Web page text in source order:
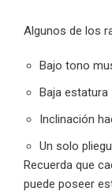
Algunos de los
Bajo tono
Baja estatura
Inclinación
Un solo
Recuerda que
puede poseer